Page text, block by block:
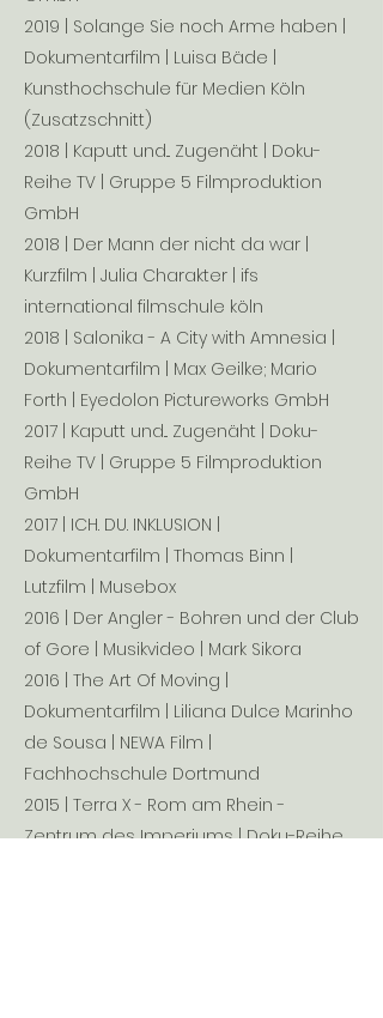
2019 | Solange Sie noch Arme haben |
Dokumentarfilm | Luisa Bäde |
Kunsthochschule für Medien Köln
(Zusatzschnitt)
2018 | Kaputt und... Zugenäht | Doku-
Reihe TV | Gruppe 5 Filmproduktion
GmbH
2018 | Der Mann der nicht da war |
Kurzfilm | Julia Charakter | ifs
international filmschule köln
2018 | Salonika - A City with Amnesia |
Dokumentarfilm | Max Geilke; Mario
Forth | Eyedolon Pictureworks GmbH
2017 | Kaputt und... Zugenäht | Doku-
Reihe TV | Gruppe 5 Filmproduktion
GmbH
2017 | ICH. DU. INKLUSION |
Dokumentarfilm | Thomas Binn |
Lutzfilm | Musebox
2016 | Der Angler - Bohren und der Club
of Gore | Musikvideo | Mark Sikora
2016 | The Art Of Moving |
Dokumentarfilm | Liliana Dulce Marinho
de Sousa | NEWA Film |
Fachhochschule Dortmund
2015 | Terra X - Rom am Rhein -
Zentrum des Imperiums | Doku-Reihe